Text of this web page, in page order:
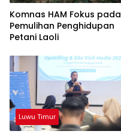
Komnas HAM Fokus pada
Pemulihan Penghidupan
Petani Laoli
Luwu Timur